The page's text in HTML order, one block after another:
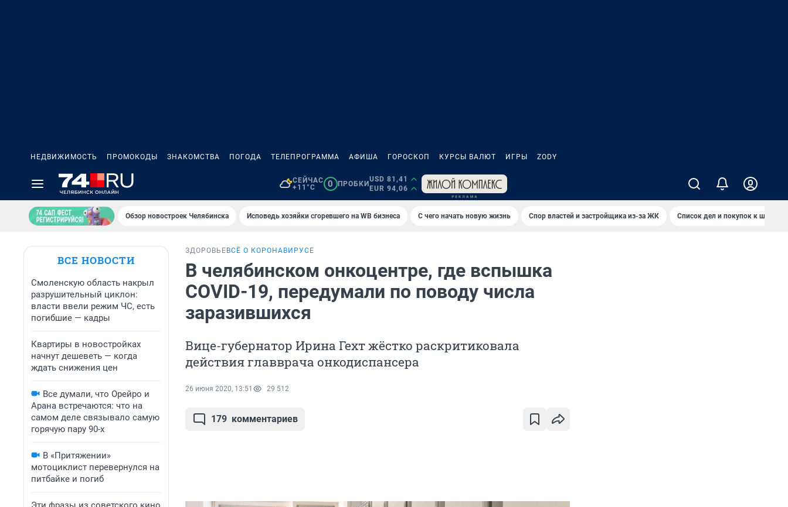
НЕДВИЖИМОСТЬ ПРОМОКОДЫ ЗНАКОМСТВА ПОГОДА ТЕЛЕПРОГРАММА АФИША ГОРОСКОП КУРСЫ ВАЛЮТ ИГРЫ ZODY
СЕЙЧАС
+11°C
0 ПРОБКИ
USD 81,41
EUR 94,06
Обзор новостроек Челябинска Исповедь хозяйки сгоревшего на WB бизнеса С чего начать новую жизнь Спор властей и застройщика из-за ЖК Список дел и покупок к школе
ВСЕ НОВОСТИ
Смоленскую область накрыл
разрушительный циклон:
власти ввели режим ЧС, есть
погибшие — кадры
Квартиры в новостройках
начнут дешеветь — когда
ждать снижения цен
Все думали, что Орейро и
Арана встречаются: что на
самом деле связывало самую
горячую пару 90-х
В «Притяжении»
мотоциклист перевернулся на
питбайке и погиб
ЗДОРОВЬЕ ВСЁ О КОРОНАВИРУСЕ
В челябинском онкоцентре, где вспышка
COVID-19, передумали по поводу числа
заразившихся
Вице-губернатор Ирина Гехт жёстко раскритиковала
действия главврача онкодиспансера
26 июня 2020, 13:51 29 512
179 комментариев